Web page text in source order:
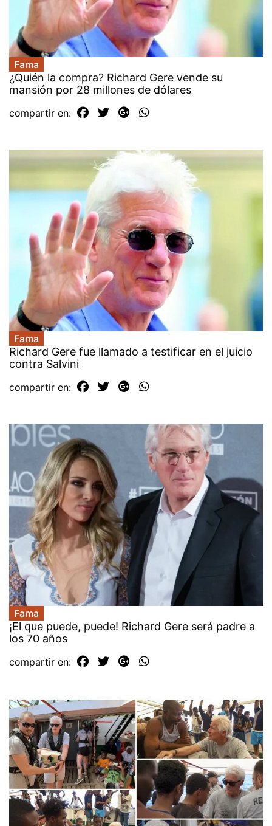
Fama
¿Quién la compra? Richard Gere vende su
mansión por 28 millones de dólares
compartir en:
Fama
Richard Gere fue llamado a testificar en el juicio
contra Salvini
compartir en:
Fama
¡El que puede, puede! Richard Gere será padre a
los 70 años
compartir en: